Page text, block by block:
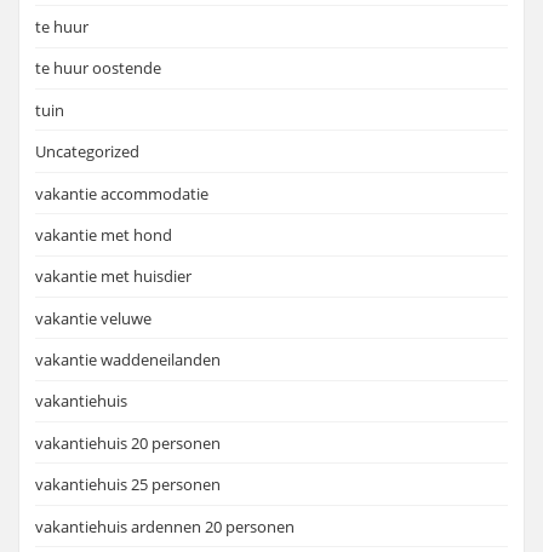
te huur
te huur oostende
tuin
Uncategorized
vakantie accommodatie
vakantie met hond
vakantie met huisdier
vakantie veluwe
vakantie waddeneilanden
vakantiehuis
vakantiehuis 20 personen
vakantiehuis 25 personen
vakantiehuis ardennen 20 personen